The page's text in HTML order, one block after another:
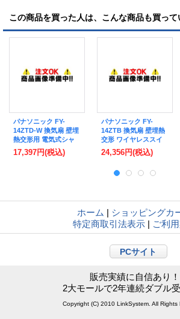
この商品を買った人は、こんな商品も買って
パナソニック FY-
14ZTD-W 換気扇 壁埋
熱交形用 電気式シャ
ッター 気調・熱交換
形換気扇 温暖地・準
17,397円(税込)
パナソニック FY-
14ZTB 換気扇 壁埋熱
交形 ワイヤレススイ
ッチ形 電気式シャッ
タート 温暖地・準寒
24,356円(税込)
ホーム | ショッピングカ
特定商取引法表示 | ご利
PCサイト
販売実績に自信あり！
2大モールで2年連続ダブル受
Copyright (C) 2010 LinkSystem. All Rights